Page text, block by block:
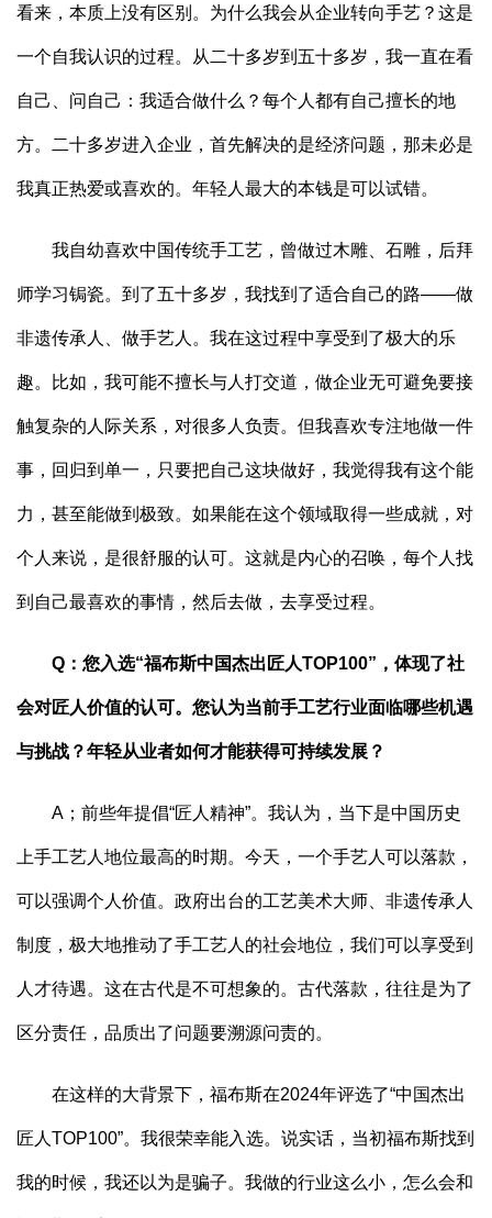
看来，本质上没有区别。为什么我会从企业转向手艺？这是
一个自我认识的过程。从二十多岁到五十多岁，我一直在看
自己、问自己：我适合做什么？每个人都有自己擅长的地
方。二十多岁进入企业，首先解决的是经济问题，那未必是
我真正热爱或喜欢的。年轻人最大的本钱是可以试错。
我自幼喜欢中国传统手工艺，曾做过木雕、石雕，后拜
师学习锔瓷。到了五十多岁，我找到了适合自己的路——做
非遗传承人、做手艺人。我在这过程中享受到了极大的乐
趣。比如，我可能不擅长与人打交道，做企业无可避免要接
触复杂的人际关系，对很多人负责。但我喜欢专注地做一件
事，回归到单一，只要把自己这块做好，我觉得我有这个能
力，甚至能做到极致。如果能在这个领域取得一些成就，对
个人来说，是很舒服的认可。这就是内心的召唤，每个人找
到自己最喜欢的事情，然后去做，去享受过程。
Q：您入选“福布斯中国杰出匠人TOP100”，体现了社
会对匠人价值的认可。您认为当前手工艺行业面临哪些机遇
与挑战？年轻从业者如何才能获得可持续发展？
A；前些年提倡“匠人精神”。我认为，当下是中国历史
上手工艺人地位最高的时期。今天，一个手艺人可以落款，
可以强调个人价值。政府出台的工艺美术大师、非遗传承人
制度，极大地推动了手工艺人的社会地位，我们可以享受到
人才待遇。这在古代是不可想象的。古代落款，往往是为了
区分责任，品质出了问题要溯源问责的。
在这样的大背景下，福布斯在2024年评选了“中国杰出
匠人TOP100”。我很荣幸能入选。说实话，当初福布斯找到
我的时候，我还以为是骗子。我做的行业这么小，怎么会和